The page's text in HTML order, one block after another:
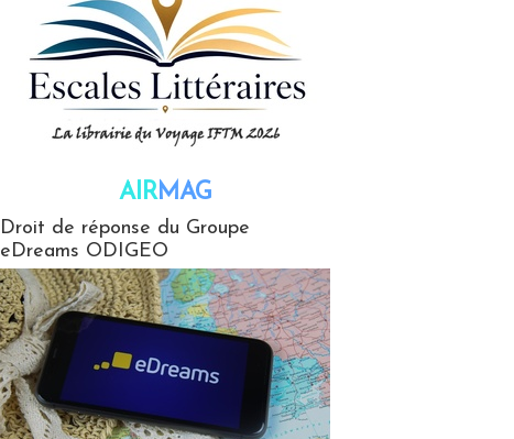
AIRMAG
Droit de réponse du Groupe
eDreams ODIGEO